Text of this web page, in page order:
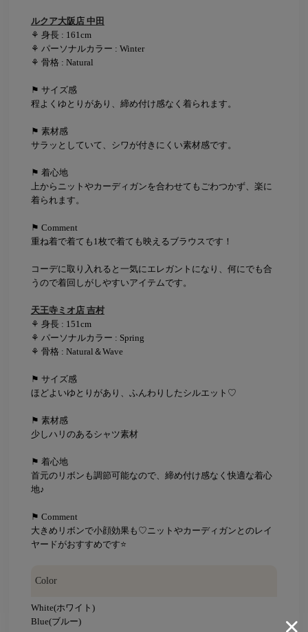
ルクア大阪店 中田
⚘ 身長 : 161cm
⚘ パーソナルカラー : Winter
⚘ 骨格 : Natural
⚑ サイズ感
程よくゆとりがあり、締め付け感なく着られます。
⚑ 素材感
サラッとしていて、シワが付きにくい素材感です。
⚑ 着心地
上からニットやカーディガンを合わせてもごわつかず、楽に
着られます。
⚑ Comment
重ね着で着ても1枚で着ても映えるブラウスです！
コーデに取り入れると一気にエレガントになり、何にでも合
うので着回しがしやすいアイテムです。
天王寺ミオ店 吉村
⚘ 身長 : 151cm
⚘ パーソナルカラー : Spring
⚘ 骨格 : Natural＆Wave
⚑ サイズ感
ほどよいゆとりがあり、ふんわりしたシルエット♡
⚑ 素材感
少しハリのあるシャツ素材
⚑ 着心地
首元のリボンも調節可能なので、締め付け感なく快適な着心
地♪
⚑ Comment
大きめリボンで小顔効果も♡ニットやカーディガンとのレイ
ヤードがおすすめです⭐
Color
White(ホワイト)
Blue(ブルー)